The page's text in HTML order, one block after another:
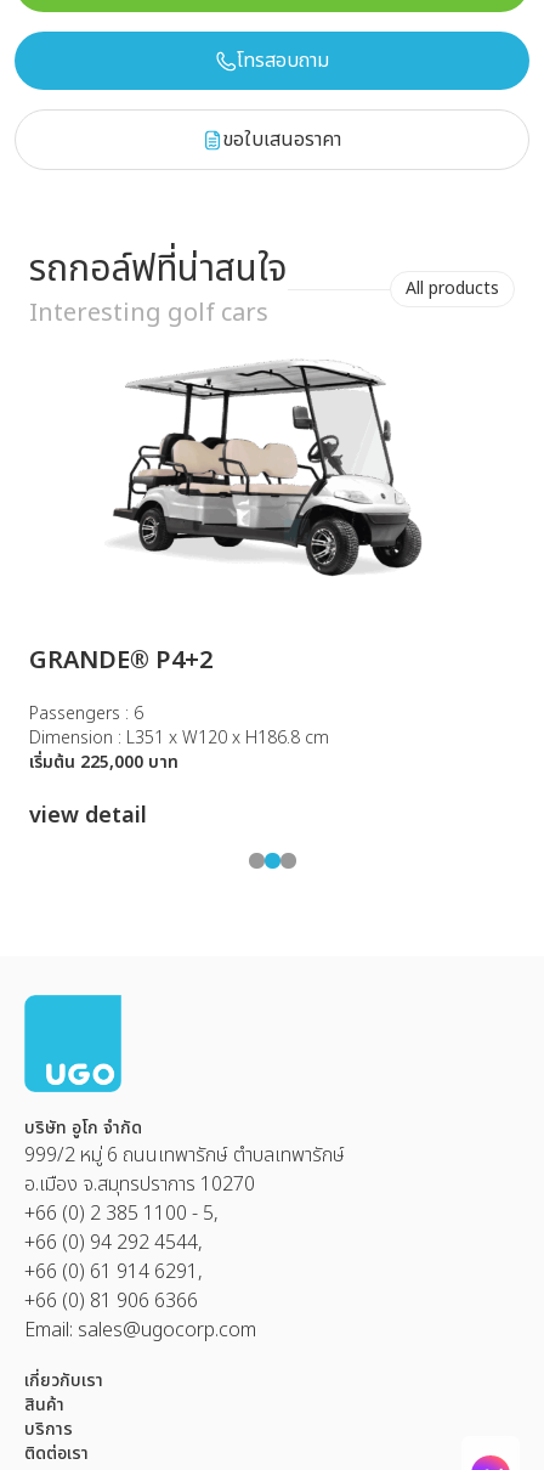
โทรสอบถาม
ขอใบเสนอราคา
รถกอล์ฟที่น่าสนใจ
Interesting golf cars
All products
GRANDE® P4+2
Passengers : 6
Dimension : L351 x W120 x H186.8 cm
เริ่มต้น 225,000 บาท
view detail
บริษัท อูโก จำกัด
999/2 หมู่ 6 ถนนเทพารักษ์ ตำบลเทพารักษ์
อ.เมือง จ.สมุทรปราการ 10270
+66 (0) 2 385 1100 - 5,
+66 (0) 94 292 4544,
+66 (0) 61 914 6291,
+66 (0) 81 906 6366
Email: sales@ugocorp.com
เกี่ยวกับเรา
สินค้า
บริการ
ติดต่อเรา